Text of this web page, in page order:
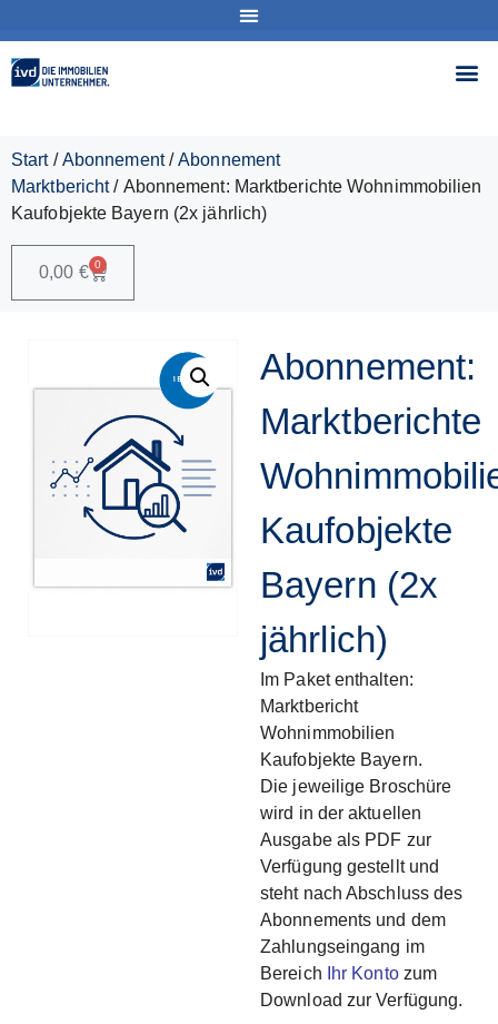
Start/Abonnement/Abonnement
Marktbericht/ Abonnement: Marktberichte Wohnimmobilien
Kaufobjekte Bayern (2x jährlich)
0,00 € 0
Abonnement:
Marktberichte
Kaufobjekte
Bayern (2x
jährlich)
Im Paket enthalten:
Marktbericht
Wohnimmobilien
Kaufobjekte Bayern.
Die jeweilige Broschüre
wird in der aktuellen
Ausgabe als PDF zur
Verfügung gestellt und
steht nach Abschluss des
Abonnements und dem
Zahlungseingang im
Bereich
Ihr Konto zum
Download zur Verfügung.